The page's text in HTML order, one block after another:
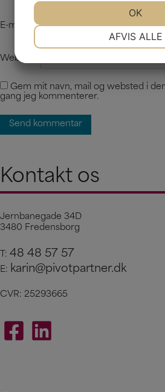
E-mail
Websted
Gem mit navn, mail og websted i
gang jeg kommenterer.
Kontakt os
Jernbanegade 34D
3480 Fredensborg
T: 48 48 57 57
E: karin@pivotpartner.dk
CVR: 25293665
AFVIS ALLE
OK